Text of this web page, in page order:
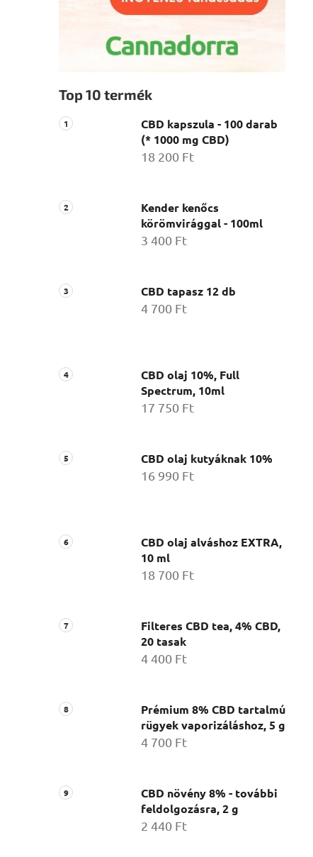
Top 10 termék
CBD kapszula - 100 darab
(* 1000 mg CBD)
18 200 Ft
Kender kenőcs
körömvirággal - 100ml
3 400 Ft
CBD tapasz 12 db
4 700 Ft
CBD olaj 10%, Full
Spectrum, 10ml
17 750 Ft
CBD olaj kutyáknak 10%
16 990 Ft
CBD olaj alváshoz EXTRA,
10 ml
18 700 Ft
Filteres CBD tea, 4% CBD,
20 tasak
4 400 Ft
Prémium 8% CBD tartalmú
rügyek vaporizáláshoz, 5 g
4 700 Ft
CBD növény 8% - további
feldolgozásra, 2 g
2 440 Ft